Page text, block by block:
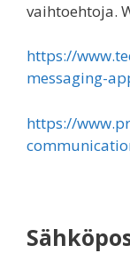
vaihtoehtoja.
https://
messaging-
https://